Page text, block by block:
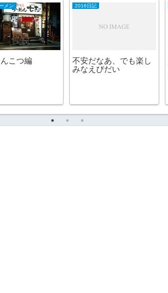
メン
こつ編
2016日記
不安だなあ、でも楽し
みなえびだい